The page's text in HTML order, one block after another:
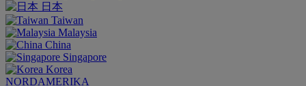
日本
Taiwan
Malaysia
China
Singapore
Korea
NORDAMERIKA